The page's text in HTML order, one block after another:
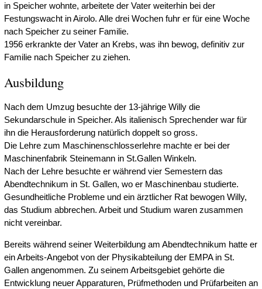
in Speicher wohnte, arbeitete der Vater weiterhin bei der
Festungswacht in Airolo. Alle drei Wochen fuhr er für eine Woche
nach Speicher zu seiner Familie.
1956 erkrankte der Vater an Krebs, was ihn bewog, definitiv zur
Familie nach Speicher zu ziehen.
Ausbildung
Nach dem Umzug besuchte der 13-jährige Willy die
Sekundarschule in Speicher. Als italienisch Sprechender war für
ihn die Herausforderung natürlich doppelt so gross.
Die Lehre zum Maschinenschlosserlehre machte er bei der
Maschinenfabrik Steinemann in St.Gallen Winkeln.
Nach der Lehre besuchte er während vier Semestern das
Abendtechnikum in St. Gallen, wo er Maschinenbau studierte.
Gesundheitliche Probleme und ein ärztlicher Rat bewogen Willy,
das Studium abbrechen. Arbeit und Studium waren zusammen
nicht vereinbar.
Bereits während seiner Weiterbildung am Abendtechnikum hatte er
ein Arbeits-Angebot von der Physikabteilung der EMPA in St.
Gallen angenommen. Zu seinem Arbeitsgebiet gehörte die
Entwicklung neuer Apparaturen, Prüfmethoden und Prüfarbeiten an